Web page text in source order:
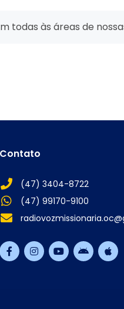
às áreas de
Contato
(47) 3404-8722
(47) 99170-9100